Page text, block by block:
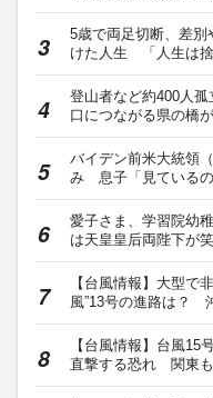
5歳で両足切断、差
けた人生 「人生は
登山者など約400人
口につながる県の橋
バイデン前米大統領
み 息子「見ている
愛子さま、学習院幼
は天皇皇后両陛下が
【台風情報】大型で
風”13号の進路は？
【台風情報】台風15
直撃する恐れ 関東